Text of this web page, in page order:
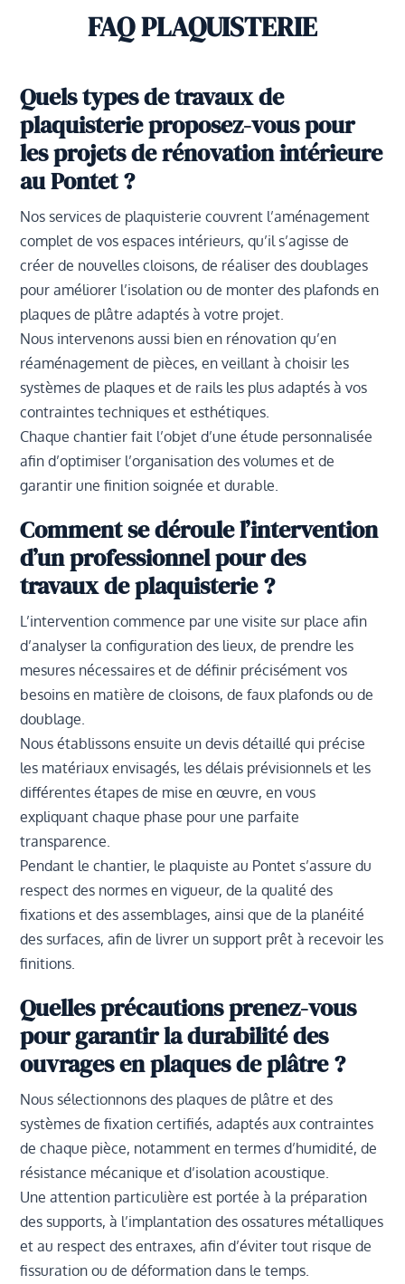
FAQ PLAQUISTERIE
Quels types de travaux de
plaquisterie proposez-vous pour
les projets de rénovation intérieure
au Pontet ?
Nos services de plaquisterie couvrent l’aménagement
complet de vos espaces intérieurs, qu’il s’agisse de
créer de nouvelles cloisons, de réaliser des doublages
pour améliorer l’isolation ou de monter des plafonds en
plaques de plâtre adaptés à votre projet.
Nous intervenons aussi bien en rénovation qu’en
réaménagement de pièces, en veillant à choisir les
systèmes de plaques et de rails les plus adaptés à vos
contraintes techniques et esthétiques.
Chaque chantier fait l’objet d’une étude personnalisée
afin d’optimiser l’organisation des volumes et de
garantir une finition soignée et durable.
Comment se déroule l’intervention
d’un professionnel pour des
travaux de plaquisterie ?
L’intervention commence par une visite sur place afin
d’analyser la configuration des lieux, de prendre les
mesures nécessaires et de définir précisément vos
besoins en matière de cloisons, de faux plafonds ou de
doublage.
Nous établissons ensuite un devis détaillé qui précise
les matériaux envisagés, les délais prévisionnels et les
différentes étapes de mise en œuvre, en vous
expliquant chaque phase pour une parfaite
transparence.
Pendant le chantier, le plaquiste au Pontet s’assure du
respect des normes en vigueur, de la qualité des
fixations et des assemblages, ainsi que de la planéité
des surfaces, afin de livrer un support prêt à recevoir les
finitions.
Quelles précautions prenez-vous
pour garantir la durabilité des
ouvrages en plaques de plâtre ?
Nous sélectionnons des plaques de plâtre et des
systèmes de fixation certifiés, adaptés aux contraintes
de chaque pièce, notamment en termes d’humidité, de
résistance mécanique et d’isolation acoustique.
Une attention particulière est portée à la préparation
des supports, à l’implantation des ossatures métalliques
et au respect des entraxes, afin d’éviter tout risque de
fissuration ou de déformation dans le temps.